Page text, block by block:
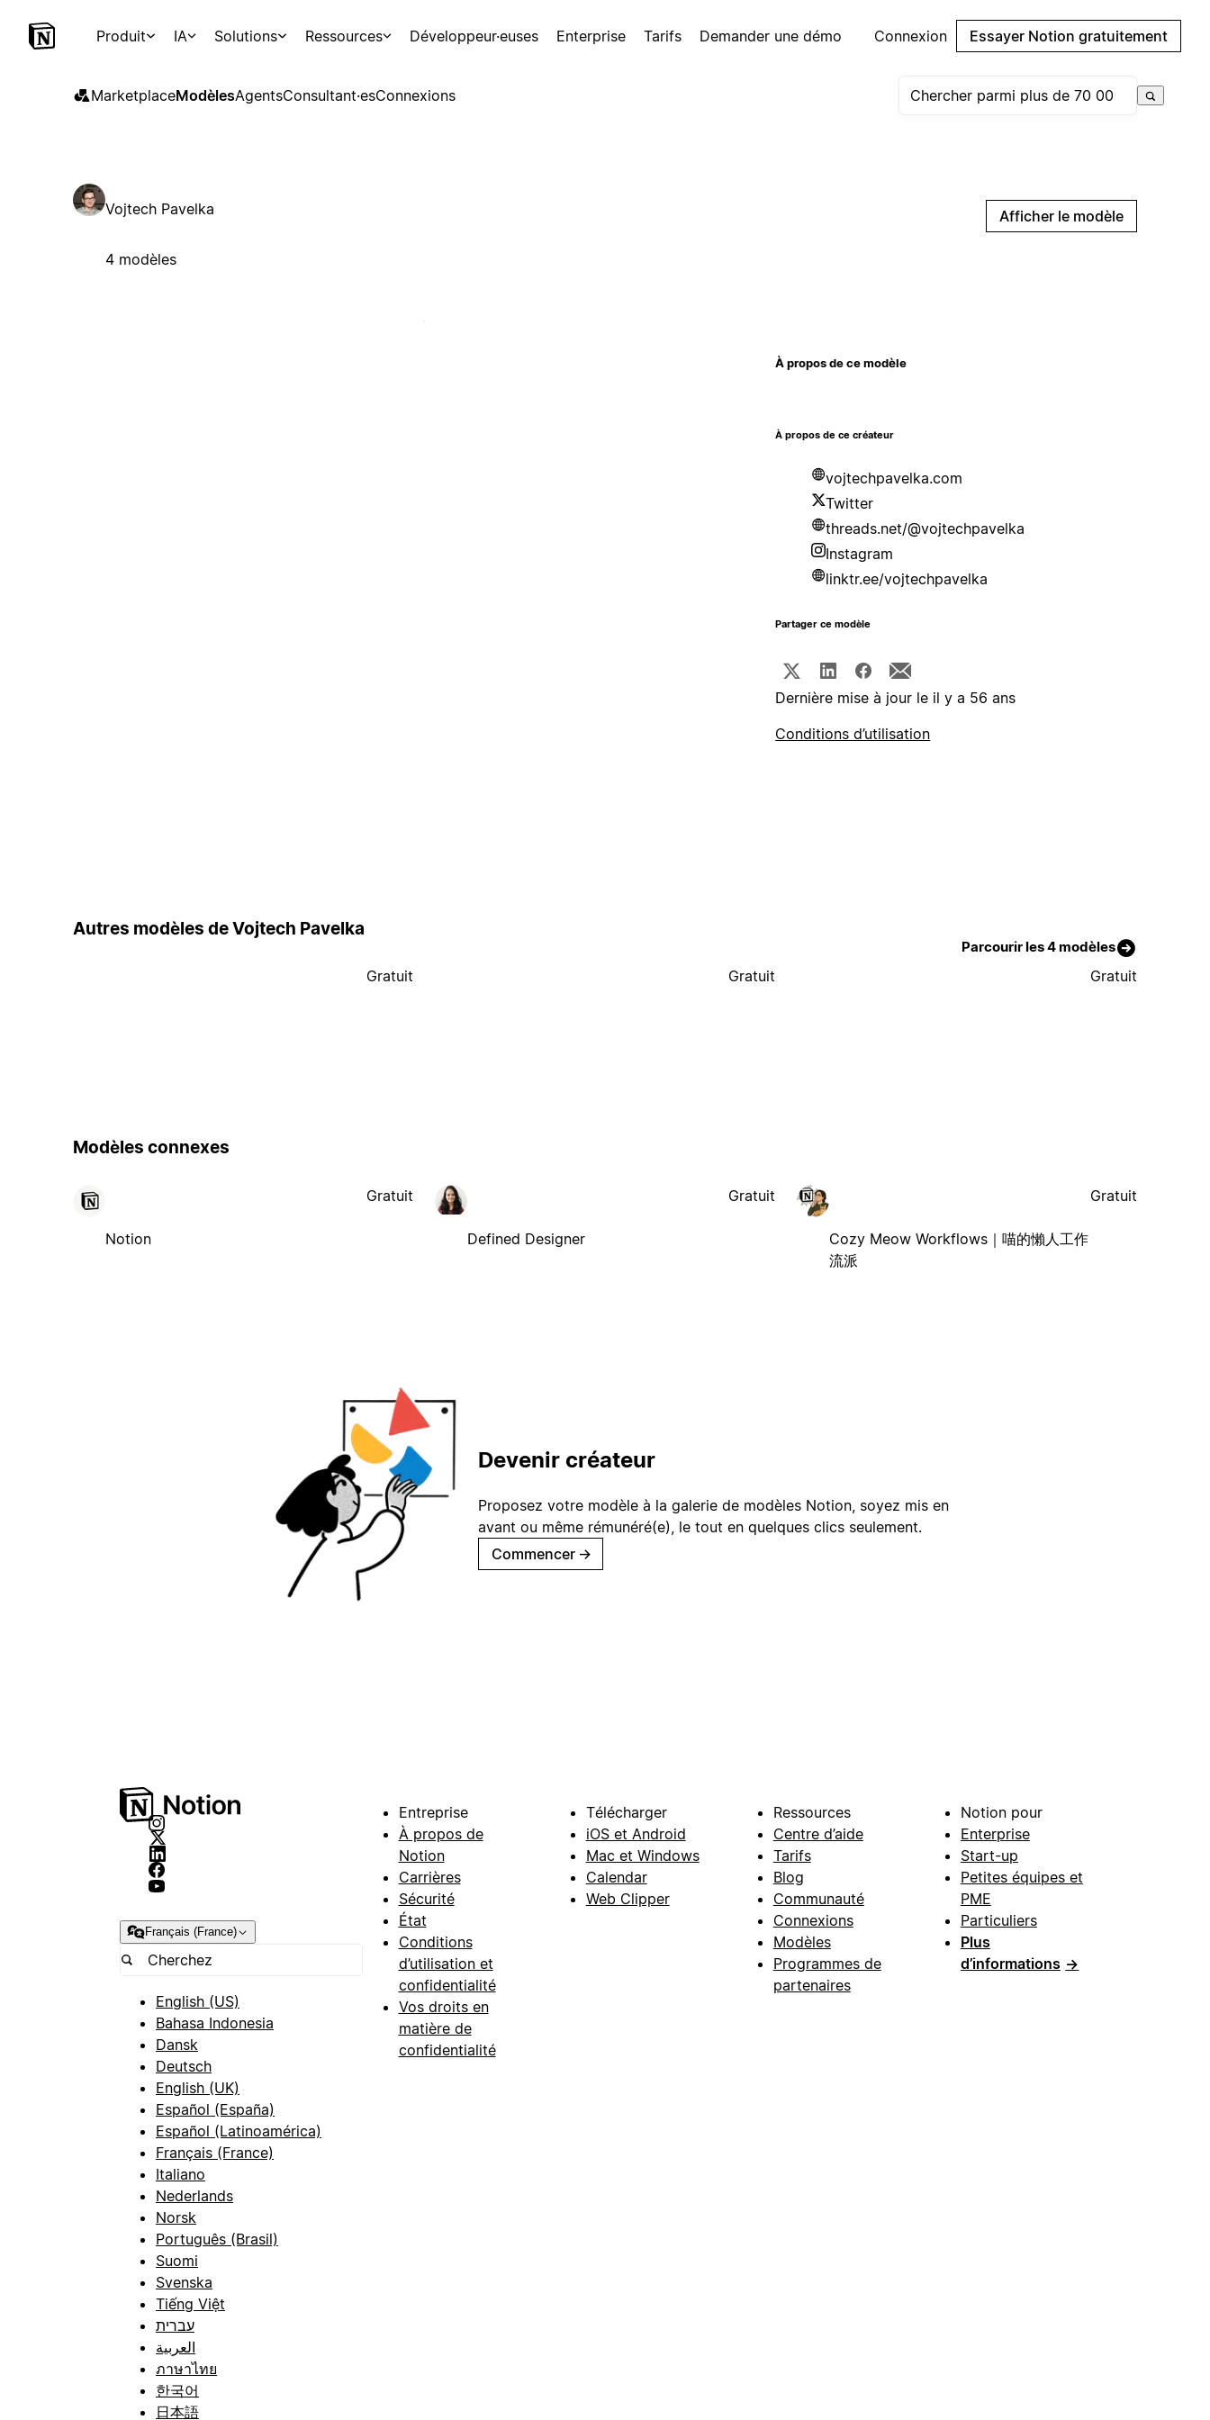
Produit IA Solutions Ressources Développeur·euses Enterprise Tarifs Demander une démo Connexion Essayer Notion gratuitement
MarketplaceModèlesAgentsConsultant·esConnexions
Vojtech Pavelka
4 modèles
Afficher le modèle
À propos de ce modèle
À propos de ce créateur
vojtechpavelka.com
Twitter
threads.net/@vojtechpavelka
Instagram
linktr.ee/vojtechpavelka
Partager ce modèle
Dernière mise à jour le il y a 56 ans
Conditions d’utilisation
Autres modèles de Vojtech Pavelka
Parcourir les 4 modèles
Gratuit Gratuit Gratuit
Modèles connexes
Notion
Gratuit
Defined Designer
Gratuit
Cozy Meow Workflows｜喵的懶人工作
流派
Gratuit
Devenir créateur
Proposez votre modèle à la galerie de modèles Notion, soyez mis en
avant ou même rémunéré(e), le tout en quelques clics seulement.
Commencer →
Français (France)
English (US)
Bahasa Indonesia
Dansk
Deutsch
English (UK)
Español (España)
Español (Latinoamérica)
Français (France)
Italiano
Nederlands
Norsk
Português (Brasil)
Suomi
Svenska
Tiếng Việt
עברית
العربية
ภาษาไทย
한국어
日本語
Entreprise
À propos de
Notion
Carrières
Sécurité
État
Conditions
d’utilisation et
confidentialité
Vos droits en
matière de
confidentialité
Télécharger
iOS et Android
Mac et Windows
Calendar
Web Clipper
Ressources
Centre d’aide
Tarifs
Blog
Communauté
Connexions
Modèles
Programmes de
partenaires
Notion pour
Enterprise
Start-up
Petites équipes et
PME
Particuliers
Plus
d’informations →